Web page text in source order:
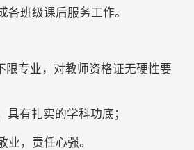
班级课后服务工作。
限专业，对教师资格证无硬性要
有扎实的学科功底；
，责任心强。